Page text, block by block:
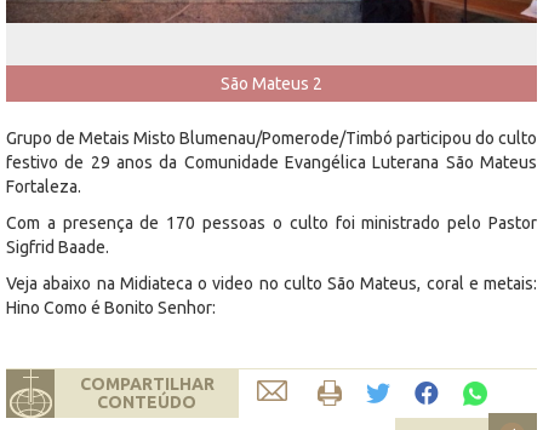
São Mateus 2
Grupo de Metais Misto Blumenau/Pomerode/Timbó participou do culto
festivo de 29 anos da Comunidade Evangélica Luterana São Mateus
Fortaleza.
Com a presença de 170 pessoas o culto foi ministrado pelo Pastor
Sigfrid Baade.
Veja abaixo na Midiateca o video no culto São Mateus, coral e metais:
Hino Como é Bonito Senhor:
COMPARTILHAR
CONTEÚDO